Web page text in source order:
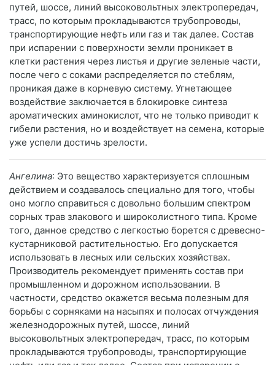
путей, шоссе, линий высоковольтных электропередач,
трасс, по которым прокладываются трубопроводы,
транспортирующие нефть или газ и так далее. Состав
при испарении с поверхности земли проникает в
клетки растения через листья и другие зеленые части,
после чего с соками распределяется по стеблям,
проникая даже в корневую систему. Угнетающее
воздействие заключается в блокировке синтеза
ароматических аминокислот, что не только приводит к
гибели растения, но и воздействует на семена, которые
уже успели достичь зрелости.
Ангелина: Это вещество характеризуется сплошным
действием и создавалось специально для того, чтобы
оно могло справиться с довольно большим спектром
сорных трав злакового и широколистного типа. Кроме
того, данное средство с легкостью борется с древесно-
кустарниковой растительностью. Его допускается
использовать в лесных или сельских хозяйствах.
Производитель рекомендует применять состав при
промышленном и дорожном использовании. В
частности, средство окажется весьма полезным для
борьбы с сорняками на насыпях и полосах отчуждения
железнодорожных путей, шоссе, линий
высоковольтных электропередач, трасс, по которым
прокладываются трубопроводы, транспортирующие